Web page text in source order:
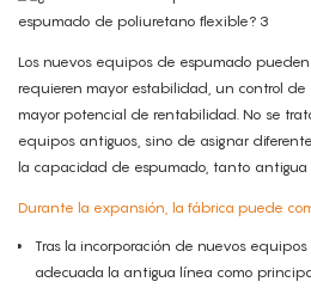
Los nuevos equipos de espumado
requieren mayor estabilidad, un control de
mayor potencial de rentabilidad. No se
equipos antiguos, sino de asignar
la capacidad de espumado, tanto antigua
Durante la expansión, la fábrica puede
Tras la incorporación de nuevos
adecuada la antigua línea como